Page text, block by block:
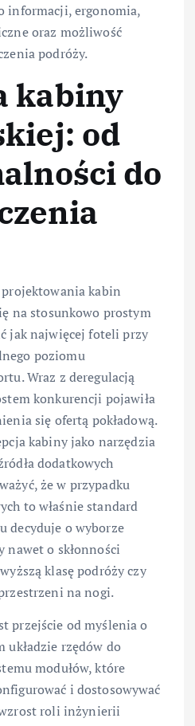
informacji, ergonomia,
oraz możliwość
podróży.
kabiny
od
do
kabin
na stosunkowo prostym
jak najwięcej foteli przy
poziomu
Wraz z deregulacją
konkurencji pojawiła
się ofertą pokładową.
kabiny jako narzędzia
dodatkowych
że w przypadku
to właśnie standard
decyduje o wyborze
nawet o skłonności
klasę podróży czy
na nogi.
przejście od myślenia o
układzie rzędów do
modułów, które
i dostosowywać
roli inżynierii